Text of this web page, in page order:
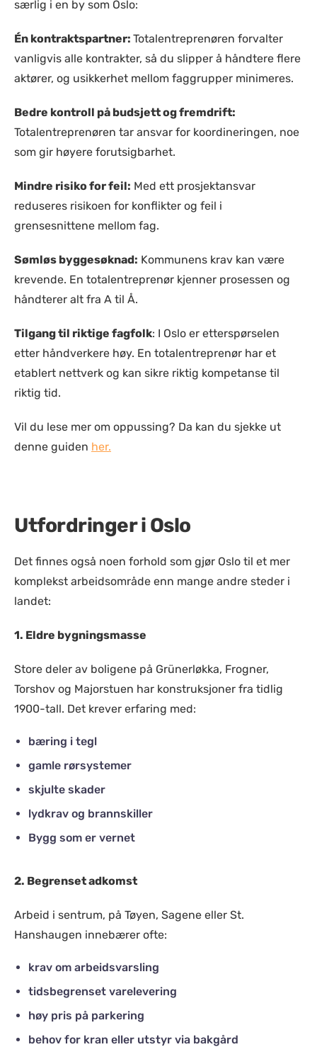
særlig i en by som Oslo:
Én kontraktspartner: Totalentreprenøren forvalter
vanligvis alle kontrakter, så du slipper å håndtere flere
aktører, og usikkerhet mellom faggrupper minimeres.
Bedre kontroll på budsjett og fremdrift:
Totalentreprenøren tar ansvar for koordineringen, noe
som gir høyere forutsigbarhet.
Mindre risiko for feil: Med ett prosjektansvar
reduseres risikoen for konflikter og feil i
grensesnittene mellom fag.
Sømløs byggesøknad: Kommunens krav kan være
krevende. En totalentreprenør kjenner prosessen og
håndterer alt fra A til Å.
Tilgang til riktige fagfolk: I Oslo er etterspørselen
etter håndverkere høy. En totalentreprenør har et
etablert nettverk og kan sikre riktig kompetanse til
riktig tid.
Vil du lese mer om oppussing? Da kan du sjekke ut
denne guiden her.
Utfordringer i Oslo
Det finnes også noen forhold som gjør Oslo til et mer
komplekst arbeidsområde enn mange andre steder i
landet:
1. Eldre bygningsmasse
Store deler av boligene på Grünerløkka, Frogner,
Torshov og Majorstuen har konstruksjoner fra tidlig
1900-tall. Det krever erfaring med:
bæring i tegl
gamle rørsystemer
skjulte skader
lydkrav og brannskiller
Bygg som er vernet
2. Begrenset adkomst
Arbeid i sentrum, på Tøyen, Sagene eller St.
Hanshaugen innebærer ofte:
krav om arbeidsvarsling
tidsbegrenset varelevering
høy pris på parkering
behov for kran eller utstyr via bakgård